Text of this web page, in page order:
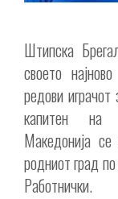
Штипска
своето
редови
капитен на
Македонија
родниот град
Работнички.